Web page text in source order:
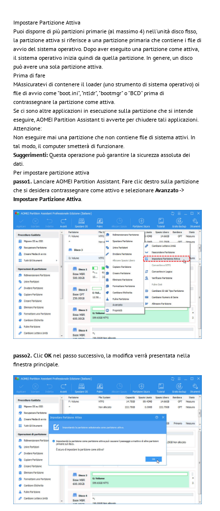
Impostare Partizione Attiva
Puoi disporre di più partizioni primarie (al massimo 4) nell'unità disco fisso,
la partizione attiva si riferisce a una partizione primaria che contiene i file di
avvio del sistema operativo. Dopo aver eseguito una partizione come attiva,
il sistema operativo inizia quindi da quella partizione. In genere, un disco
può avere una sola partizione attiva.
Prima di fare
MAssicuratevi di contenere il loader (uno strumento di sistema operativo) oi
file di avvio come "boot.ini", "ntldr", "bootmgr" o "BCD" prima di
contrassegnare la partizione come attiva.
Se ci sono altre applicazioni in esecuzione sulla partizione che si intende
eseguire, AOMEI Partition Assistant ti avverte per chiudere tali applicazioni.
Attenzione:
Non eseguire mai una partizione che non contiene file di sistema attivi. In
tal modo, il computer smetterà di funzionare.
Suggerimenti:Questa operazione può garantire la sicurezza assoluta dei
dati.
Per impostare partizione attiva
passo1.Lanciare AOMEI Partition Assistant. Fare clic destro sulla partizione
che si desidera contrassegnare come attivo e selezionare Avanzato->
Impostare Partizione Attiva.
passo2.Clic OKnel passo successivo, la modifica verrà presentata nella
finestra principale.